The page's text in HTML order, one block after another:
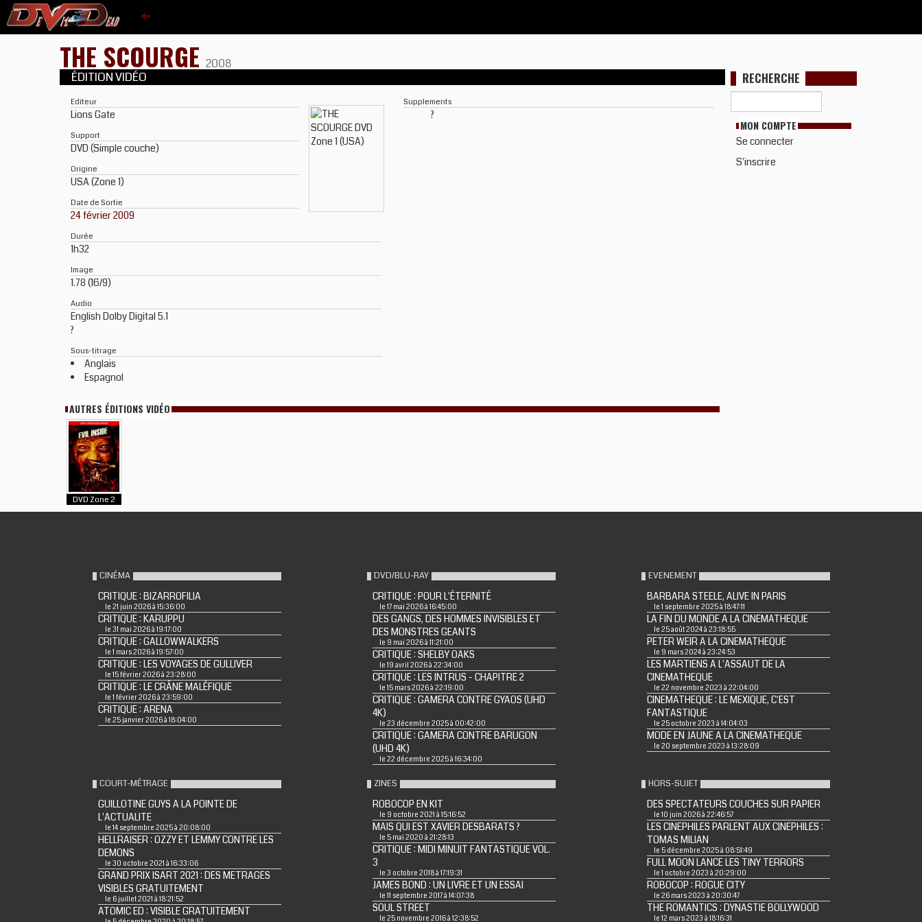
THE SCOURGE 2008
ÉDITION VIDÉO
Editeur
Lions Gate
Support
DVD (Simple couche)
Origine
USA (Zone 1)
Date de Sortie
24 février 2009
Durée
1h32
Image
1.78 (16/9)
Audio
English Dolby Digital 5.1
?
Sous-titrage
Anglais
Espagnol
Supplements
?
AUTRES ÉDITIONS VIDÉO
DVD Zone 2
RECHERCHE
MON COMPTE
Se connecter
S'inscrire
CINÉMA
CRITIQUE : BIZARROFILIA
le 21 juin 2026 à 15:36:00
CRITIQUE : KARUPPU
le 31 mai 2026 à 19:17:00
CRITIQUE : GALLOWWALKERS
le 1 mars 2026 à 19:57:00
CRITIQUE : LES VOYAGES DE GULLIVER
le 15 février 2026 à 23:28:00
CRITIQUE : LE CRÂNE MALÉFIQUE
le 1 février 2026 à 23:59:00
CRITIQUE : ARENA
le 25 janvier 2026 à 18:04:00
DVD/BLU-RAY
CRITIQUE : POUR L'ÉTERNITÉ
le 17 mai 2026 à 16:45:00
DES GANGS, DES HOMMES INVISIBLES ET
DES MONSTRES GEANTS
le 9 mai 2026 à 11:21:00
CRITIQUE : SHELBY OAKS
le 19 avril 2026 à 22:34:00
CRITIQUE : LES INTRUS - CHAPITRE 2
le 15 mars 2026 à 22:19:00
CRITIQUE : GAMERA CONTRE GYAOS (UHD
4K)
le 23 décembre 2025 à 00:42:00
CRITIQUE : GAMERA CONTRE BARUGON
(UHD 4K)
le 22 décembre 2025 à 16:34:00
EVENEMENT
BARBARA STEELE, ALIVE IN PARIS
le 1 septembre 2025 à 18:47:11
LA FIN DU MONDE A LA CINEMATHEQUE
le 25 août 2024 à 23:18:55
PETER WEIR A LA CINEMATHEQUE
le 9 mars 2024 à 23:24:53
LES MARTIENS A L'ASSAUT DE LA
CINEMATHEQUE
le 22 novembre 2023 à 22:04:00
CINEMATHEQUE : LE MEXIQUE, C'EST
FANTASTIQUE
le 25 octobre 2023 à 14:04:03
MODE EN JAUNE A LA CINEMATHEQUE
le 20 septembre 2023 à 13:28:09
COURT-MÉTRAGE
GUILLOTINE GUYS A LA POINTE DE
L'ACTUALITE
le 14 septembre 2025 à 20:08:00
HELLRAISER : OZZY ET LEMMY CONTRE LES
DEMONS
le 30 octobre 2021 à 16:33:06
GRAND PRIX ISART 2021 : DES METRAGES
VISIBLES GRATUITEMENT
le 6 juillet 2021 à 18:21:52
ATOMIC ED : VISIBLE GRATUITEMENT
ZINES
ROBOCOP EN KIT
le 9 octobre 2021 à 15:16:52
MAIS QUI EST XAVIER DESBARATS ?
le 5 mai 2020 à 21:28:13
CRITIQUE : MIDI MINUIT FANTASTIQUE VOL.
3
le 3 octobre 2018 à 17:19:31
JAMES BOND : UN LIVRE ET UN ESSAI
le 11 septembre 2017 à 14:07:38
SOUL STREET
le 25 novembre 2016 à 12:38:52
HORS-SUJET
DES SPECTATEURS COUCHES SUR PAPIER
le 10 juin 2026 à 22:46:57
LES CINEPHILES PARLENT AUX CINEPHILES :
TOMAS MILIAN
le 5 décembre 2025 à 08:51:49
FULL MOON LANCE LES TINY TERRORS
le 1 octobre 2023 à 20:29:00
ROBOCOP : ROGUE CITY
le 26 mars 2023 à 20:30:47
THE ROMANTICS : DYNASTIE BOLLYWOOD
le 12 mars 2023 à 18:16:31